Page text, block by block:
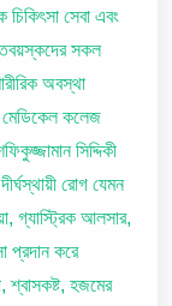
চিকিৎসা সেবা এবং
সকল
অবস্থা
মেডিকেল কলেজ
সিদ্দিকী
রোগ যেমন
গ্যাস্ট্রিক আলসার,
প্রদান করে
শ্বাসকষ্ট, হজমের